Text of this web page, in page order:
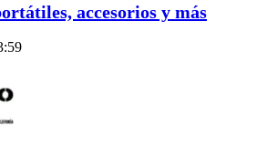
accesorios y más